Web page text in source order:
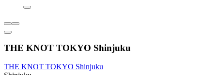
THE KNOT TOKYO Shinjuku
THE KNOT TOKYO Shinjuku